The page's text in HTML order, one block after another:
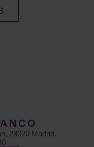
28020 Madrid.